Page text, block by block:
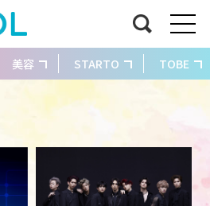
美容 STARTO TOBE